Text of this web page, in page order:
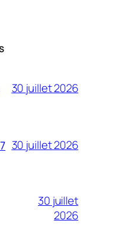
30 juillet 2026
30 juillet 2026
30 juillet
2026